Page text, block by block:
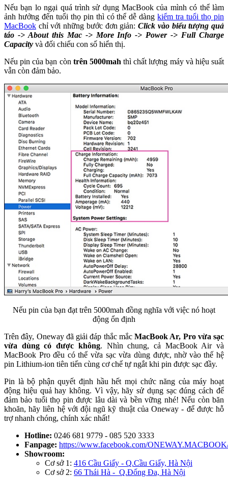
Nếu bạn lo ngại quá trình sử dụng MacBook của mình có thể làm
ảnh hưởng đến tuổi thọ pin thì có thể dễ dàngkiểm tra tuổi thọ pin
MacBook chỉ với những bước đơn giản:Click vào biểu tượng quả
táo -> About this Mac -> More Info -> Power -> Full Charge
Capacity và đối chiếu con số hiển thị.
Nếu pin của bạn còn trên 5000mah thì chất lượng máy và hiệu suất
vẫn còn đảm bảo.
Nếu pin của bạn đạt trên 5000mah đồng nghĩa với việc nó hoạt
động ổn định
Trên đây, Oneway đã giải đáp thắc mắc MacBook Ar, Pro vừa sạc
vừa dùng có được không. Nhìn chung, cả MacBook Air và
MacBook Pro đều có thể vừa sạc vừa dùng được, nhờ vào thế hệ
pin Lithium-ion tiên tiến cùng cơ chế tự ngắt khi pin được sạc đầy.
Pin là bộ phận quyết định hầu hết mọi chức năng của máy hoạt
động hiệu quả hay không. Vì vậy, hãy sử dụng sạc đúng cách để
đảm bảo tuổi thọ pin được lâu dài và bền vững nhé! Nếu còn băn
khoăn, hãy liên hệ với đội ngũ kỹ thuật của Oneway - để được hỗ
trợ nhanh chóng, chính xác nhất!
Hotline: 0246 681 9779 - 085 520 3333
Fanpage: https://www.facebook.com/
Showroom:
Cơ sở 1: 416 Cầu Giấy - Q.Cầu Giấy, Hà Nội
Cơ sở 2: 66 Thái Hà - Q.Đống Đa, Hà Nội